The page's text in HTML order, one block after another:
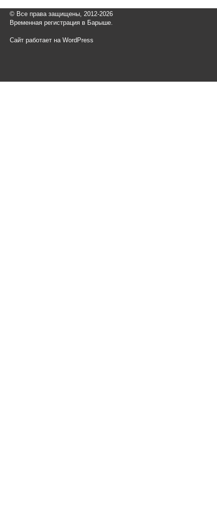
© Все права защищены, 2012-2026
Временная регистрация в Барыше.
Сайт работает на WordPress